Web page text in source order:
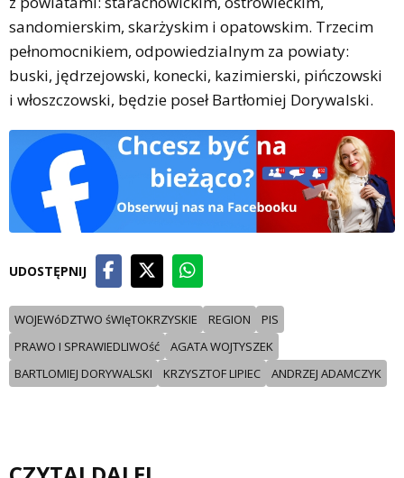
sandomierskim, skarżyskim i opatowskim. Trzecim
pełnomocnikiem, odpowiedzialnym za powiaty:
buski, jędrzejowski, konecki, kazimierski, pińczowski
i włoszczowski, będzie poseł Bartłomiej Dorywalski.
UDOSTĘPNIJ
WOJEWóDZTWO śWIęTOKRZYSKIE REGION
PIS
PRAWO I SPRAWIEDLIWOść
AGATA WOJTYSZEK
BARTLOMIEJ DORYWALSKI
KRZYSZTOF LIPIEC ANDRZEJ ADAMCZYK